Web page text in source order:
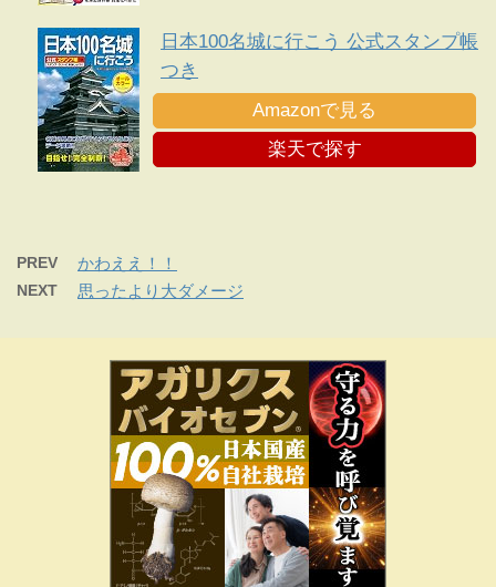
日本100名城に行こう 公式スタンプ帳
つき
Amazonで見る
楽天で探す
PREV かわええ！！
NEXT 思ったより大ダメージ